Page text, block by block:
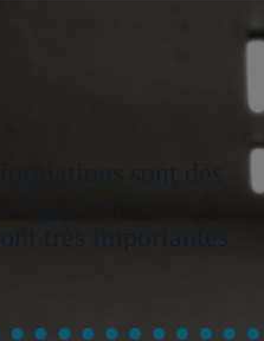
sont des
La
très importantes